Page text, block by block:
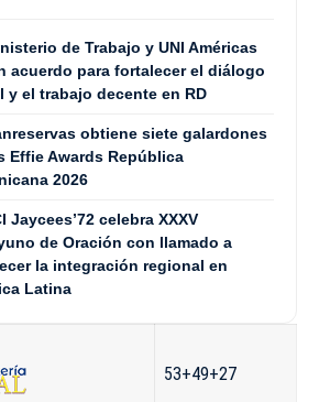
de Trabajo y UNI Américas
acuerdo para fortalecer el diálogo
y el trabajo decente en RD
obtiene siete galardones
Effie Awards República
2026
Jaycees’72 celebra XXXV
de Oración con llamado a
la integración regional en
Latina
53+49+27